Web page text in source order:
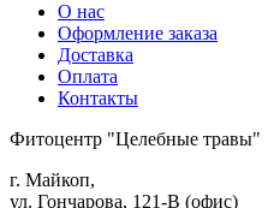
О нас
Оформление заказа
Доставка
Оплата
Контакты
Фитоцентр "Целебные травы"
г. Майкоп,
ул. Гончарова, 121-В (офис)